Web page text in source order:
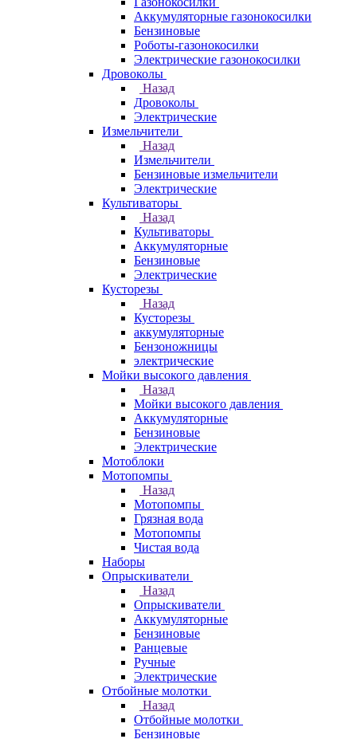
Аккумуляторные газонокосилки
Бензиновые
Роботы-газонокосилки
Электрические газонокосилки
Дровоколы
Назад
Дровоколы
Электрические
Измельчители
Назад
Измельчители
Бензиновые измельчители
Электрические
Культиваторы
Назад
Культиваторы
Аккумуляторные
Бензиновые
Электрические
Кусторезы
Назад
Кусторезы
аккумуляторные
Бензоножницы
электрические
Мойки высокого давления
Назад
Мойки высокого давления
Аккумуляторные
Бензиновые
Электрические
Мотоблоки
Мотопомпы
Назад
Мотопомпы
Грязная вода
Мотопомпы
Чистая вода
Наборы
Опрыскиватели
Назад
Опрыскиватели
Аккумуляторные
Бензиновые
Ранцевые
Ручные
Электрические
Отбойные молотки
Назад
Отбойные молотки
Бензиновые